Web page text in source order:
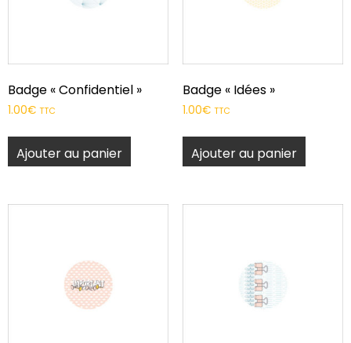
Badge « Confidentiel »
1.00€ TTC
Ajouter au panier
Badge « Idées »
1.00€ TTC
Ajouter au panier